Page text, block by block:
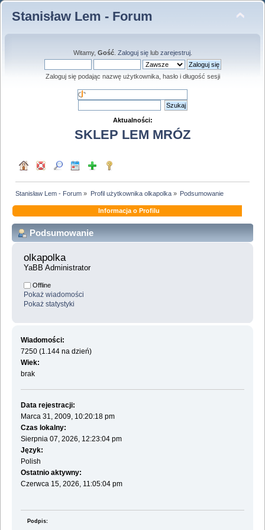
Stanisław Lem - Forum
Witamy, Gość. Zaloguj sięlub zarejestruj.
Zaloguj się podając nazwę użytkownika, hasło i długość sesji
Aktualności:
SKLEP LEM MRÓZ
Stanisław Lem - Forum » Profil użytkownika olkapolka» Podsumowanie
Informacja o Profilu
Podsumowanie
olkapolka
YaBB Administrator
Offline
Pokaż wiadomości
Pokaż statystyki
Wiadomości:
7250 (1.144 na dzień)
Wiek:
brak
Data rejestracji:
Marca 31, 2009, 10:20:18 pm
Czas lokalny:
Sierpnia 07, 2026, 12:23:04 pm
Język:
Polish
Ostatnio aktywny:
Czerwca 15, 2026, 11:05:04 pm
Podpis: